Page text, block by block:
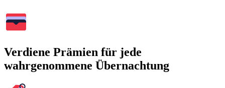
Verdiene Prämien für jede
wahrgenommene Übernachtung